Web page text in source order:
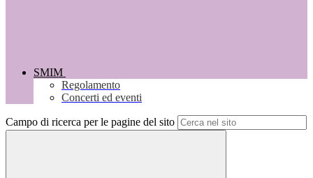
SMIM
Regolamento
Concerti ed eventi
Campo di ricerca per le pagine del sito